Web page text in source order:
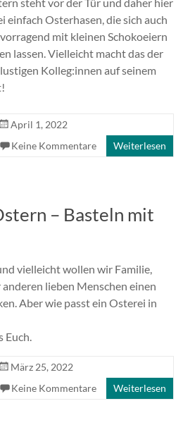
einfach Osterhasen, die sich auch
mit kleinen Schokoeiern
lassen. Vielleicht macht das der
Kolleg:innen auf seinem
April 1, 2022
Keine Kommentare Weiterlesen
– Basteln mit
vielleicht wollen wir Familie,
lieben Menschen einen
Aber wie passt ein Osterei in
März 25, 2022
Keine Kommentare Weiterlesen